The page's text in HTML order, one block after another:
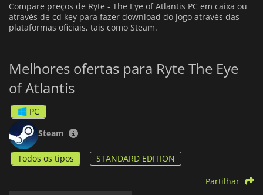
Compare preços de Ryte - The Eye of Atlantis PC em caixa ou
através de cd key para fazer download do jogo através das
plataformas oficiais, tais como Steam.
Melhores ofertas para Ryte The Eye
of Atlantis
PC
Steam
Todos os tipos STANDARD EDITION
Partilhar